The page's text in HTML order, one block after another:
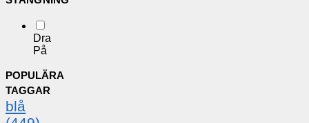
Dra
På
POPULÄRA
TAGGAR
blå